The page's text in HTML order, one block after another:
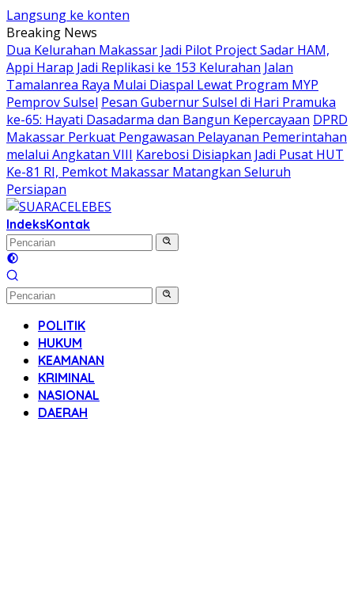
Langsung ke konten
Breaking News
Dua Kelurahan Makassar Jadi Pilot Project Sadar HAM,
Appi Harap Jadi Replikasi ke 153 Kelurahan Jalan
Tamalanrea Raya Mulai Diaspal Lewat Program MYP
Pemprov Sulsel Pesan Gubernur Sulsel di Hari Pramuka
ke-65: Hayati Dasadarma dan Bangun Kepercayaan DPRD
Makassar Perkuat Pengawasan Pelayanan Pemerintahan
melalui Angkatan VIII Karebosi Disiapkan Jadi Pusat HUT
Ke-81 RI, Pemkot Makassar Matangkan Seluruh
Persiapan
IndeksKontak
POLITIK
HUKUM
KEAMANAN
KRIMINAL
NASIONAL
DAERAH